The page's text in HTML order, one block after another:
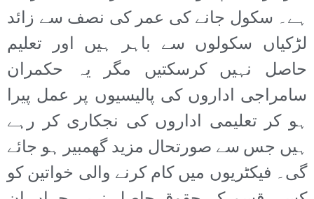
ہے۔ سکول جانے کی عمر کی نصف سے زائد
لڑکیاں سکولوں سے باہر ہیں اور تعلیم
حاصل نہیں کرسکتیں مگر یہ حکمران
سامراجی اداروں کی پالیسیوں پر عمل پیرا
ہو کر تعلیمی اداروں کی نجکاری کر رہے
ہیں جس سے صورتحال مزید گھمبیر ہو جائے
گی۔ فیکٹریوں میں کام کرنے والی خواتین کو